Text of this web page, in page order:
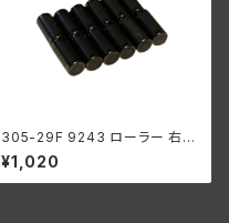
305-29F 9243 ローラー 右側
コンロッド用 +0004 オーバー
サイズ 12個入り ハーレーダビッ
ドソン 1929-73年 DL RL WL
¥1,020